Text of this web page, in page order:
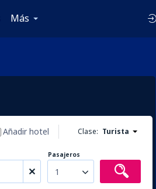
Más
Clase: Turista
Añadir hotel
Pasajeros
1